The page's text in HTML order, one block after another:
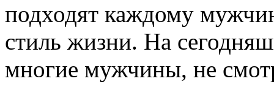
подходят каждому
стиль жизни. На
многие мужчины, не